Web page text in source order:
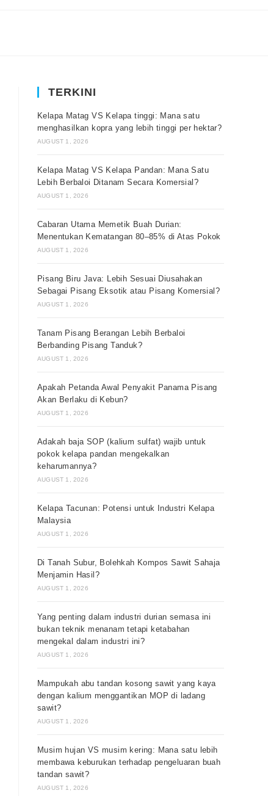
TERKINI
Kelapa Matag VS Kelapa tinggi: Mana satu
menghasilkan kopra yang lebih tinggi per hektar?
AUGUST 1, 2026
Kelapa Matag VS Kelapa Pandan: Mana Satu
Lebih Berbaloi Ditanam Secara Komersial?
AUGUST 1, 2026
Cabaran Utama Memetik Buah Durian:
Menentukan Kematangan 80–85% di Atas Pokok
AUGUST 1, 2026
Pisang Biru Java: Lebih Sesuai Diusahakan
Sebagai Pisang Eksotik atau Pisang Komersial?
AUGUST 1, 2026
Tanam Pisang Berangan Lebih Berbaloi
Berbanding Pisang Tanduk?
AUGUST 1, 2026
Apakah Petanda Awal Penyakit Panama Pisang
Akan Berlaku di Kebun?
AUGUST 1, 2026
Adakah baja SOP (kalium sulfat) wajib untuk
pokok kelapa pandan mengekalkan
keharumannya?
AUGUST 1, 2026
Kelapa Tacunan: Potensi untuk Industri Kelapa
Malaysia
AUGUST 1, 2026
Di Tanah Subur, Bolehkah Kompos Sawit Sahaja
Menjamin Hasil?
AUGUST 1, 2026
Yang penting dalam industri durian semasa ini
bukan teknik menanam tetapi ketabahan
mengekal dalam industri ini?
AUGUST 1, 2026
Mampukah abu tandan kosong sawit yang kaya
dengan kalium menggantikan MOP di ladang
sawit?
AUGUST 1, 2026
Musim hujan VS musim kering: Mana satu lebih
membawa keburukan terhadap pengeluaran buah
tandan sawit?
AUGUST 1, 2026